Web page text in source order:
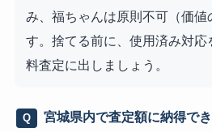
み、福ちゃんは原則不可（価
す。捨てる前に、使用済み対
料査定に出しましょう。
Q
宮城県内で査定額に納得で